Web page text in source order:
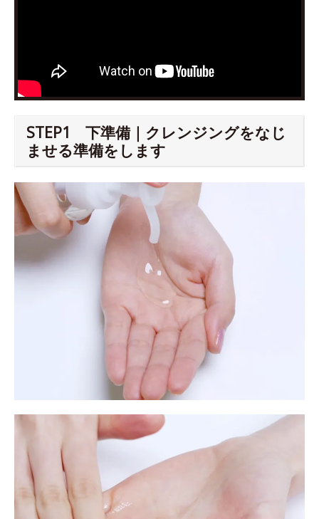
STEP1 下準備｜クレンジングをなじ
ませる準備をします